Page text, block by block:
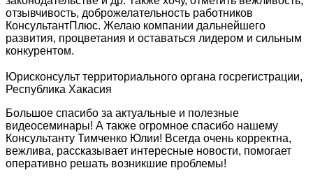
отзывчивость, доброжелательность работников
КонсультантПлюс. Желаю компании дальнейшего
развития, процветания и оставаться лидером и сильным
конкурентом.
Юрисконсульт территориального органа госрегистрации,
Республика Хакасия
Большое спасибо за актуальные и полезные
видеосеминары! А также огромное спасибо нашему
Консультанту Тимченко Юлии! Всегда очень корректна,
вежлива, рассказывает интересные новости, помогает
оперативно решать возникшие проблемы!